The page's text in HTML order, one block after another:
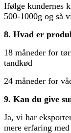
Ifølge kundernes
500-1000g og så
8. Hvad er
18 måneder for
tandkød
24 måneder for
9. Kan du give
Ja, vi har
mere erfaring